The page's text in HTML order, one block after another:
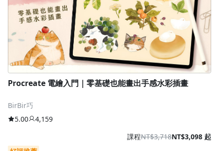
Procreate 電繪入門｜零基礎也能畫出手感水彩插畫
BirBir巧
5.00
4,159
課程NT$3,718NT$3,098 起